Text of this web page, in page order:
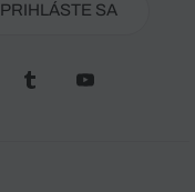
PRIHLÁSTE SA